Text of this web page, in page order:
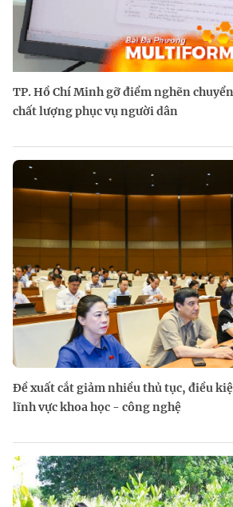
TP. Hồ Chí Minh gỡ điểm nghẽn
chất lượng phục vụ người dân
Đề xuất cắt giảm nhiều thủ tục, điều
lĩnh vực khoa học - công nghệ